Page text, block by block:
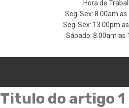
Hora de
Seg-Sex: 8.00am as
Seg-Sex: 13.00pm
Sábado: 8.00am as
Titulo do artigo 1